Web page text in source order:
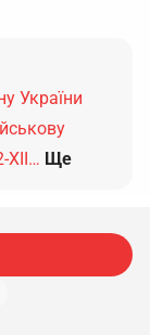
України
Ще